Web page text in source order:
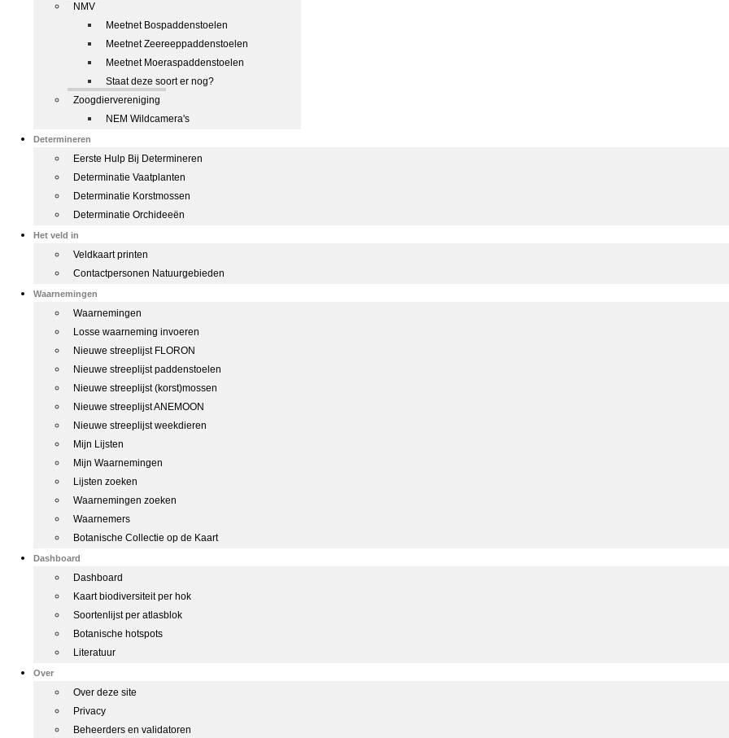
NMV
Meetnet Bospaddenstoelen
Meetnet Zeereeppaddenstoelen
Meetnet Moeraspaddenstoelen
Staat deze soort er nog?
Zoogdiervereniging
NEM Wildcamera's
Determineren
Eerste Hulp Bij Determineren
Determinatie Vaatplanten
Determinatie Korstmossen
Determinatie Orchideeën
Het veld in
Veldkaart printen
Contactpersonen Natuurgebieden
Waarnemingen
Waarnemingen
Losse waarneming invoeren
Nieuwe streeplijst FLORON
Nieuwe streeplijst paddenstoelen
Nieuwe streeplijst (korst)mossen
Nieuwe streeplijst ANEMOON
Nieuwe streeplijst weekdieren
Mijn Lijsten
Mijn Waarnemingen
Lijsten zoeken
Waarnemingen zoeken
Waarnemers
Botanische Collectie op de Kaart
Dashboard
Dashboard
Kaart biodiversiteit per hok
Soortenlijst per atlasblok
Botanische hotspots
Literatuur
Over
Over deze site
Privacy
Beheerders en validatoren